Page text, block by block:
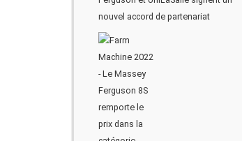
nouvel accord de partenariat